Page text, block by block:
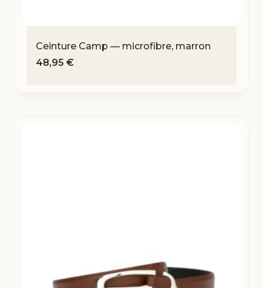
Ceinture Camp — microfibre, marron
48,95 €